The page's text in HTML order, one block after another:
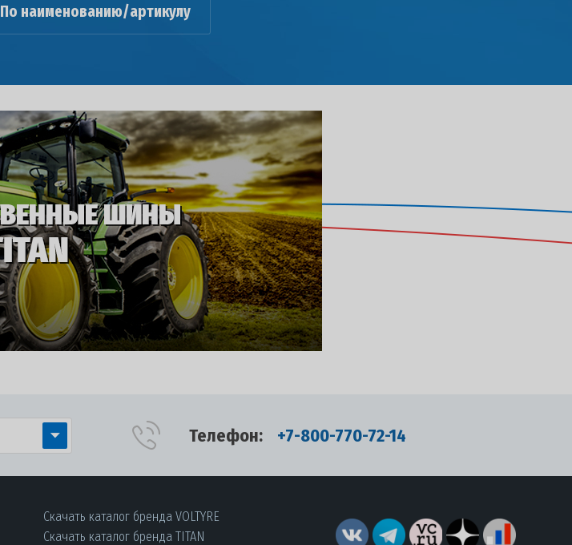
По наименованию/артикулу
Телефон: +7-800-770-72-14
Скачать каталог бренда VOLTYRE
Скачать каталог бренда TITAN